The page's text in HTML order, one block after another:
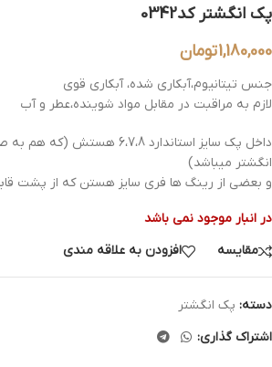
پک انگشتر کد0342
1,180,000تومان
جنس تیتانیوم،آبکاری شده، آبکاری قوی
لازم به مراقبت در مقابل مواد شوینده،عطر و آب
داخل پک سایز استاندارد 6،7،8
انگشتر میباشد)
و بعضی از رینگ ها فری سایز هستن که از پشت
در انبار موجود نمی باشد
مقایسه
افزودن به علاقه مندی
دسته: پک انگشتر
اشتراک گذاری: